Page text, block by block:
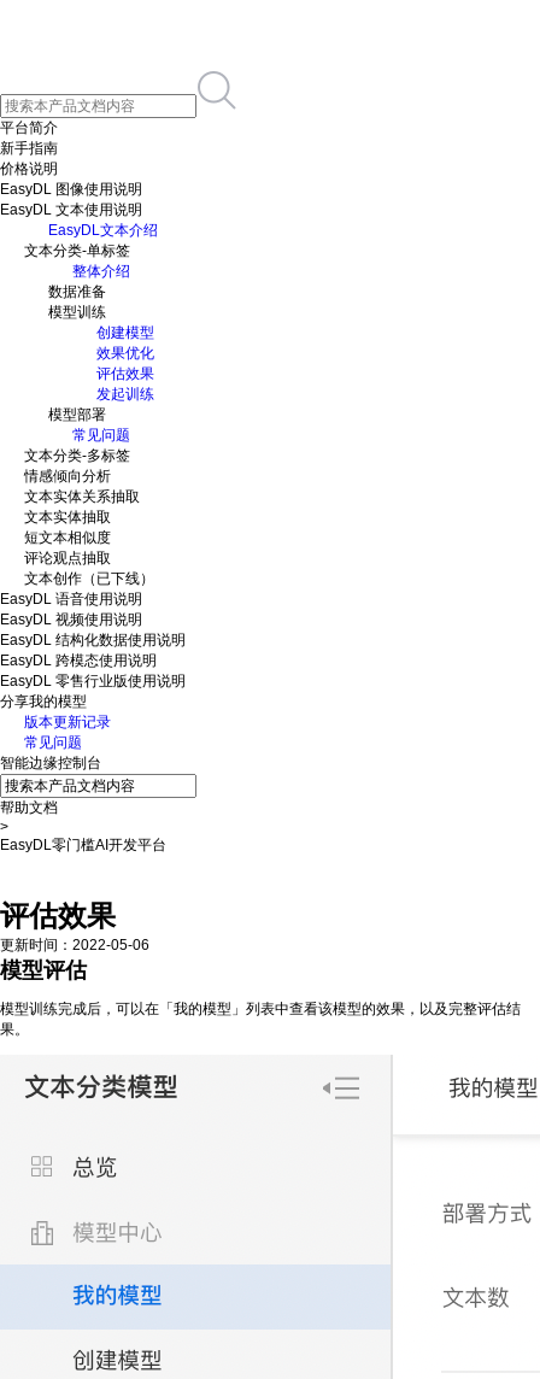
平台简介
新手指南
价格说明
EasyDL 图像使用说明
EasyDL 文本使用说明
EasyDL文本介绍
文本分类-单标签
整体介绍
数据准备
模型训练
创建模型
效果优化
评估效果
发起训练
模型部署
常见问题
文本分类-多标签
情感倾向分析
文本实体关系抽取
文本实体抽取
短文本相似度
评论观点抽取
文本创作（已下线）
EasyDL 语音使用说明
EasyDL 视频使用说明
EasyDL 结构化数据使用说明
EasyDL 跨模态使用说明
EasyDL 零售行业版使用说明
分享我的模型
版本更新记录
常见问题
智能边缘控制台
帮助文档
>
EasyDL零门槛AI开发平台
评估效果
更新时间 ： 2022-05-06
模型评估
模型训练完成后，可以在「我的模型」列表中查看该模型的效果，以及完整评估结
果。